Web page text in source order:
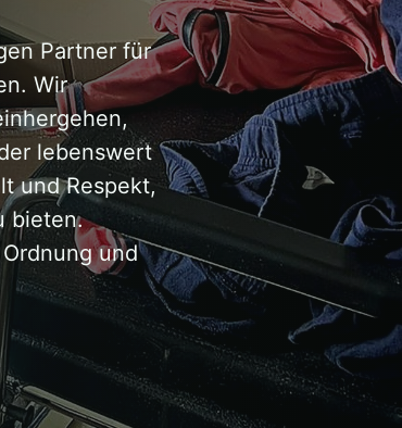
Partner für
Wir
lebenswert
und Respekt,
bieten.
und